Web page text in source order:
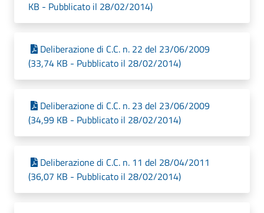
KB - Pubblicato il 28/02/2014)
Deliberazione di C.C. n. 22 del 23/06/2009
(33,74 KB - Pubblicato il 28/02/2014)
Deliberazione di C.C. n. 23 del 23/06/2009
(34,99 KB - Pubblicato il 28/02/2014)
Deliberazione di C.C. n. 11 del 28/04/2011
(36,07 KB - Pubblicato il 28/02/2014)